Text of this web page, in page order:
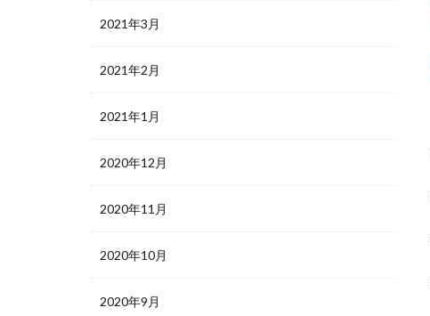
2021年3月
2021年2月
2021年1月
2020年12月
2020年11月
2020年10月
2020年9月